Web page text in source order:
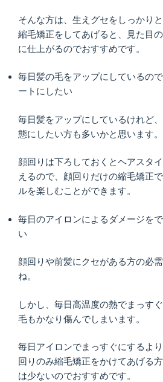
そんな方は、生えグセをしっかり
縮毛矯正をしてあげると、見た目
に仕上がるのでおすすめです。
毎日髪の毛をアップにしているの
ートにしたい
毎日髪をアップにしているけれど
態にしたい方も多いかと思います。
顔回りは下ろしておくとヘアスタ
えるので、顔回りだけの縮毛矯正
ルを楽しむことができます。
毎日のアイロンによるダメージを
い
顔回りや前髪にクセがある方の必
ね。
しかし、毎日高温度の熱でまっす
毛もかなり傷んでしまいます。
毎日アイロンでまっすぐにするよ
回りのみ縮毛矯正をかけてあげる
は少ないのでおすすめです。